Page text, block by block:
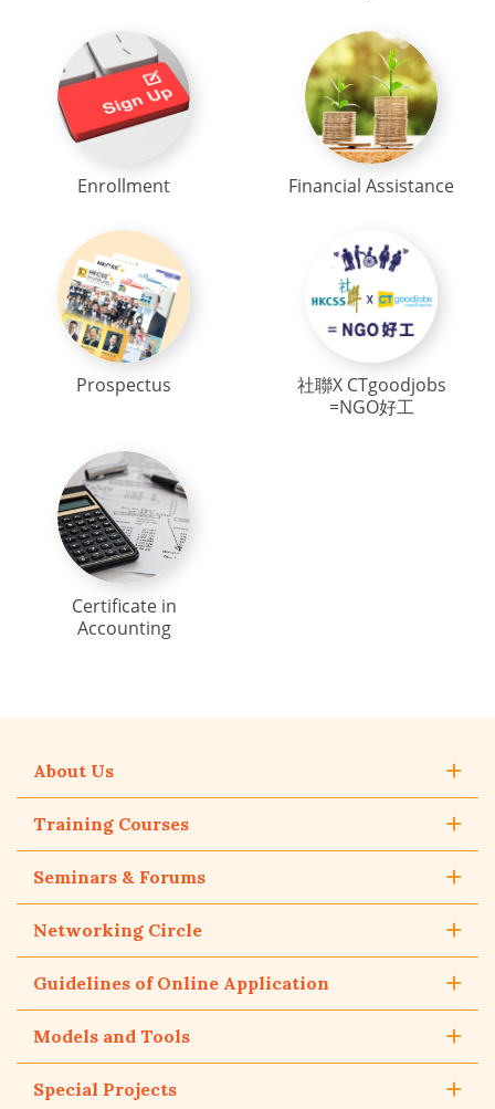
Enrollment Financial Assistance
Prospectus
社聯X CTgoodjobs
=NGO好工
Certificate in
Accounting
About Us
Training Courses
Seminars & Forums
Networking Circle
Guidelines of Online Application
Models and Tools
Special Projects